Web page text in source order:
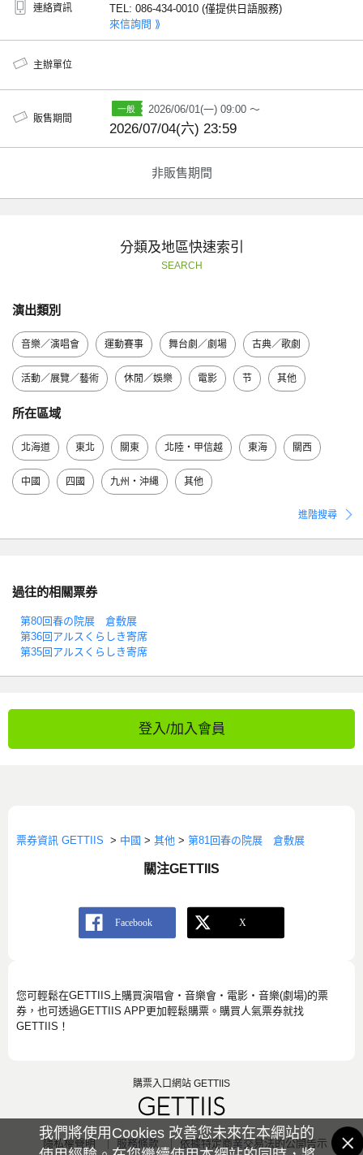
我們將使用Cookies 改善您未來在本網站的
連絡資訊
TEL: 086-434-0010 (僅提供日語服務)
來信詢問 ⟫
主辦單位
販售期間
2026/06/01(一) 09:00 ～
2026/07/04(六) 23:59
非販售期間
分類及地區快速索引
SEARCH
演出類別
音樂／演唱會 運動賽事 舞台劇／劇場 古典／歌劇
活動／展覽／藝術 休閒／娛樂 電影 节 其他
所在區域
北海道 東北 關東 北陸・甲信越 東海 關西
中國 四國 九州・沖縄 其他
進階搜尋
過往的相關票券
第80回春の院展 倉敷展
第36回アルスくらしき寄席
第35回アルスくらしき寄席
登入/加入會員
票券資訊 GETTIIS > 中國 > 其他 > 第81回春の院展 倉敷展
關注GETTIIS
您可輕鬆在GETTIIS上購買演唱會・音樂會・電影・音樂(劇場)的票
券，也可透過GETTIIS APP更加輕鬆購票。購買人氣票券就找
GETTIIS！
購票入口網站 GETTIIS
隱私權聲明 服務條款 依據特定商業交易法的公開告示